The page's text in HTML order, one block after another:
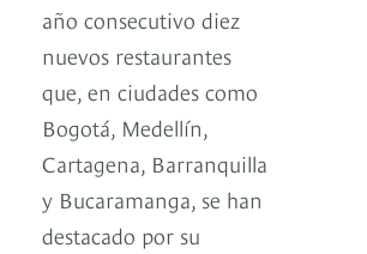
año consecutivo diez
nuevos restaurantes
que, en ciudades como
Bogotá, Medellín,
Cartagena, Barranquilla
y Bucaramanga, se han
destacado por su